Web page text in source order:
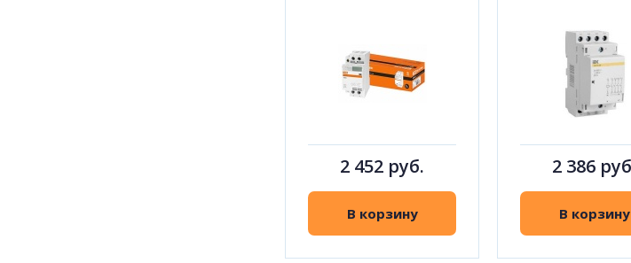
2 452 руб.
В корзину
2 386
В корзину